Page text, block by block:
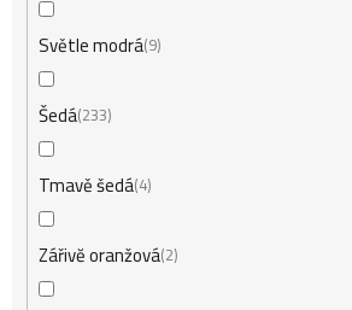
Světle modrá 9
Šedá 233
Tmavě šedá 4
Zářivĕ oranžová 2